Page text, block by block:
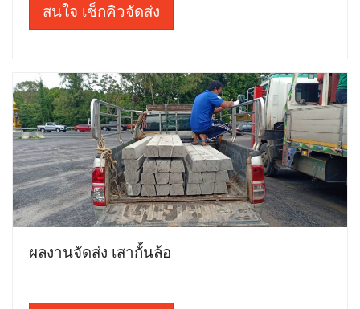
สนใจ เช็กคิวจัดส่ง
ผลงานจัดส่ง เสากั้นล้อ